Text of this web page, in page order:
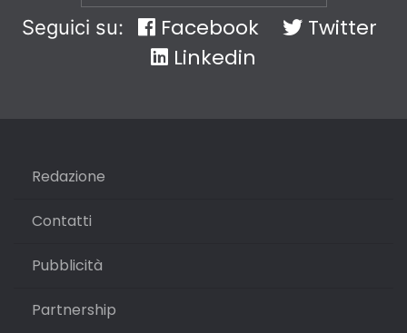
Seguici su: Facebook
Twitter
Linkedin
Redazione
Contatti
Pubblicità
Partnership